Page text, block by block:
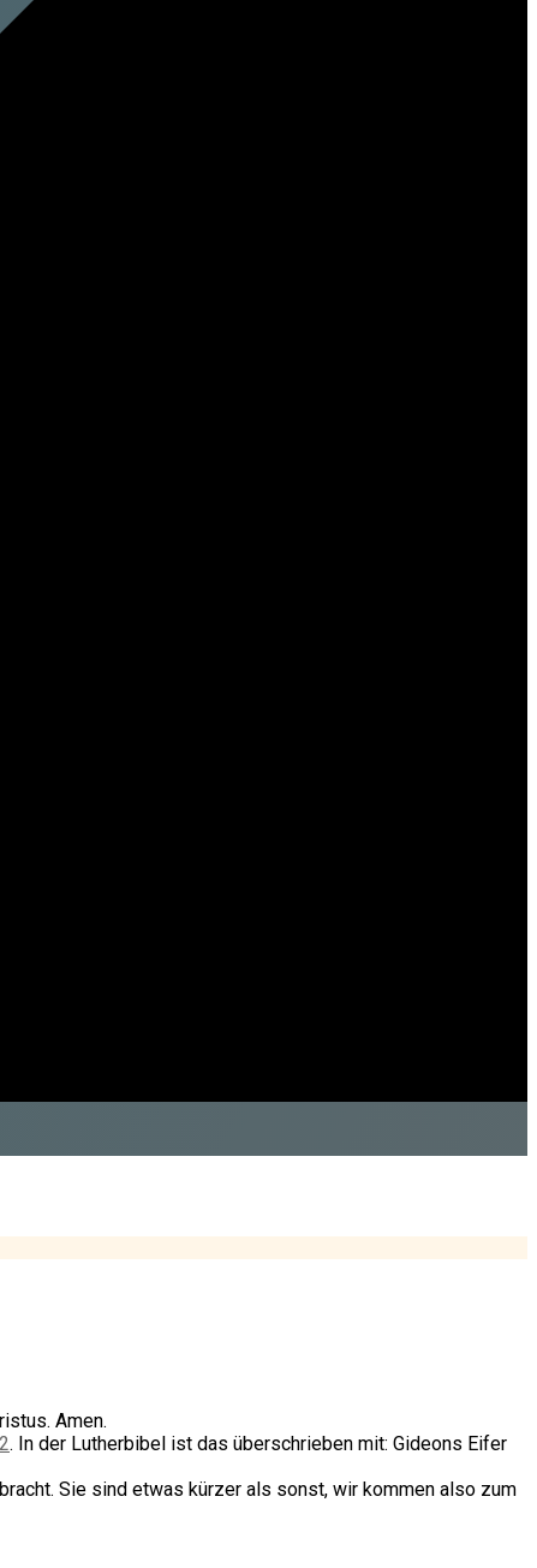
Amen.
. In der Lutherbibel ist das überschrieben mit: Gideons Eifer
Sie sind etwas kürzer als sonst, wir kommen also zum